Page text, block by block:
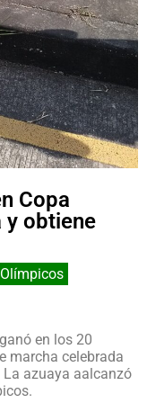
Copa
y obtiene
en los 20
marcha celebrada
La azuaya aalcanzó